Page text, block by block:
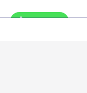
Купить